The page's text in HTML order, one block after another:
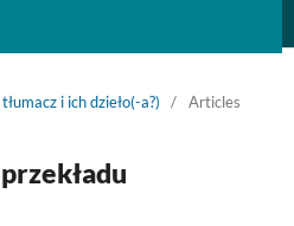
i ich dzieło(-a?)
/ Articles